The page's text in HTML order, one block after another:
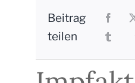
Beitrag
teilen